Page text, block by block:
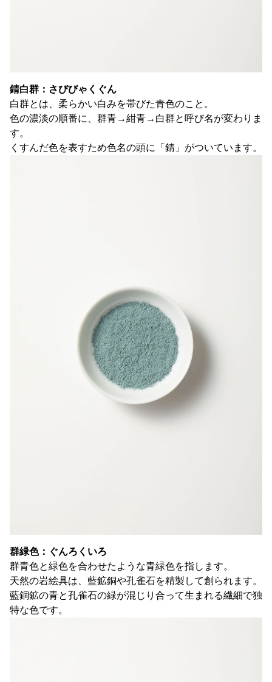
錆白群：さびびゃくぐん
白群とは、柔らかい白みを帯びた青色のこと。
色の濃淡の順番に、群青→紺青→白群と呼び名が変わりま
す。
くすんだ色を表すため色名の頭に「錆」がついています。
群緑色：ぐんろくいろ
群青色と緑色を合わせたような青緑色を指します。
天然の岩絵具は、藍鉱銅や孔雀石を精製して創られます。
藍銅鉱の青と孔雀石の緑が混じり合って生まれる繊細で独
特な色です。